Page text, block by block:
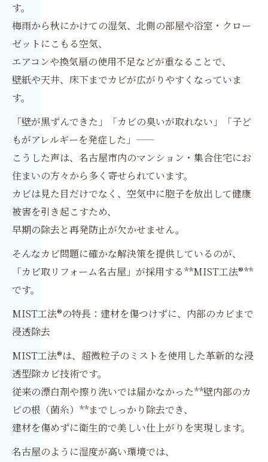
す。
梅雨から秋にかけての湿気、北側の部屋や浴室・クロー
ゼットにこもる空気、
エアコンや換気扇の使用不足などが重なることで、
壁紙や天井、床下までカビが広がりやすくなっていま
す。
「壁が黒ずんできた」「カビの臭いが取れない」「子ど
もがアレルギーを発症した」――
こうした声は、名古屋市内のマンション・集合住宅にお
住まいの方々から多く寄せられています。
カビは見た目だけでなく、空気中に胞子を放出して健康
被害を引き起こすため、
早期の除去と再発防止が欠かせません。
そんなカビ問題に確かな解決策を提供しているのが、
「カビ取リフォーム名古屋」が採用する**MIST工法®**
です。
MIST工法®の特長：建材を傷つけずに、内部のカビまで
浸透除去
MIST工法®は、超微粒子のミストを使用した革新的な浸
透型除カビ技術です。
従来の漂白剤や擦り洗いでは届かなかった**壁内部のカ
ビの根（菌糸）**までしっかり除去でき、
建材を傷めずに衛生的で美しい仕上がりを実現します。
名古屋のように湿度が高い環境では、